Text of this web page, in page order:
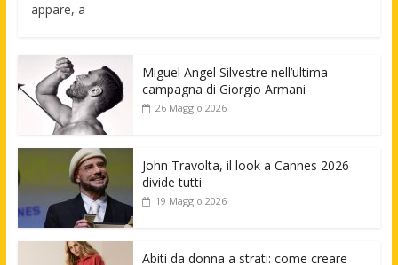
appare, a
Miguel Angel Silvestre nell’ultima
campagna di Giorgio Armani
26 Maggio 2026
John Travolta, il look a Cannes 2026
divide tutti
19 Maggio 2026
Abiti da donna a strati: come creare